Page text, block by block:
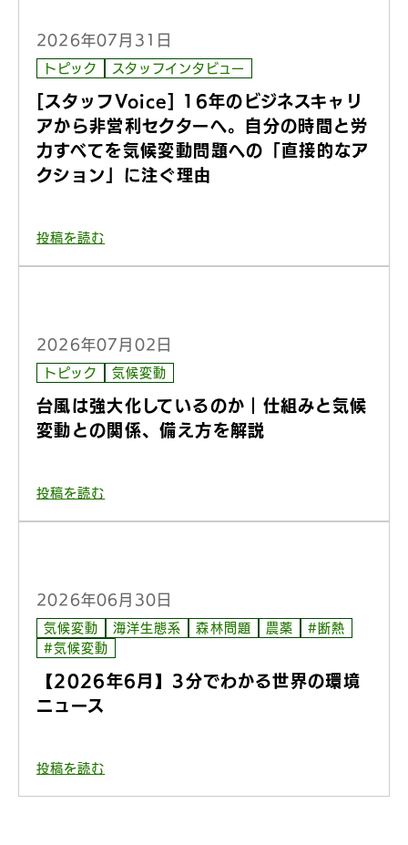
2026年07月31日
トピック スタッフインタビュー
[スタッフVoice] 16年のビジネスキャリ
アから非営利セクターへ。自分の時間と労
力すべてを気候変動問題への「直接的なア
クション」に注ぐ理由
投稿を読む
2026年07月02日
トピック 気候変動
台風は強大化しているのか｜仕組みと気候
変動との関係、備え方を解説
投稿を読む
2026年06月30日
気候変動 海洋生態系 森林問題 農薬
#断熱
#気候変動
【2026年6月】3分でわかる世界の環境
ニュース
投稿を読む